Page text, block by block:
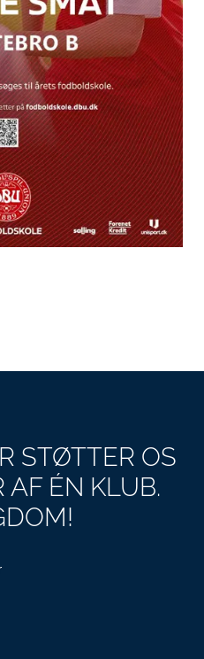
STØTTER OS
AF ÉN KLUB.